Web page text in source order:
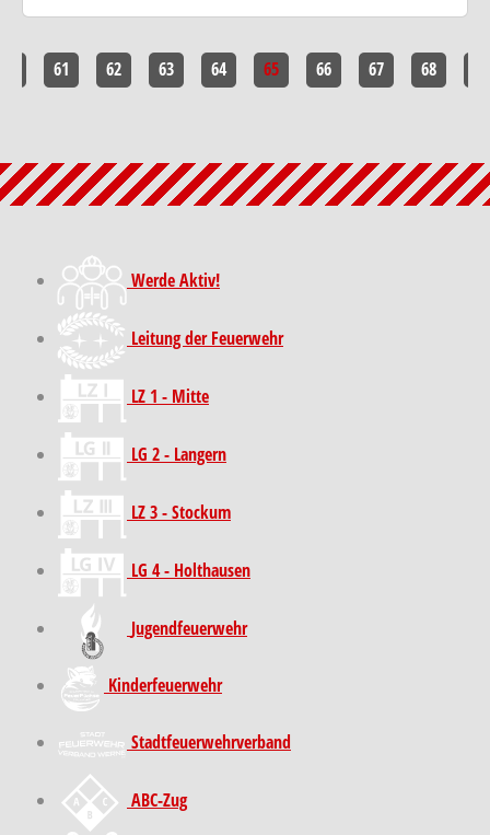
61 62 63 64 65 66 67 68
Werde Aktiv!
Leitung der Feuerwehr
LZ 1 - Mitte
LG 2 - Langern
LZ 3 - Stockum
LG 4 - Holthausen
Jugendfeuerwehr
Kinder­feuer­wehr
Stadt­feuer­wehr­verband
ABC-Zug